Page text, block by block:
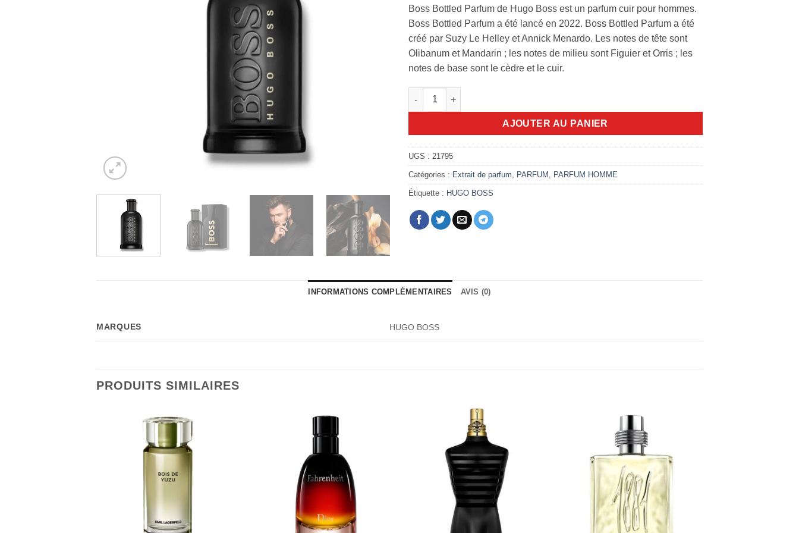
Boss Bottled Parfum de Hugo Boss est un parfum cuir pour hommes.
Boss Bottled Parfum a été lancé en 2022. Boss Bottled Parfum a été
créé par Suzy Le Helley et Annick Menardo. Les notes de tête sont
Olibanum et Mandarin ; les notes de milieu sont Figuier et Orris ; les
notes de base sont le cèdre et le cuir.
quantité de Boss Bottled Parfum 200ml
AJOUTER AU PANIER
UGS : 21795
Catégories : Extrait de parfum, PARFUM , PARFUM HOMME
Étiquette : HUGO BOSS
INFORMATIONS COMPLÉMENTAIRES AVIS (0)
MARQUES HUGO BOSS
PRODUITS SIMILAIRES